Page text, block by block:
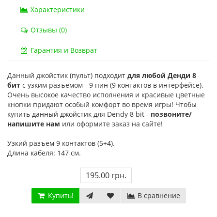
Характеристики
Отзывы (0)
Гарантия и Возврат
Данный джойстик (пульт) подходит для любой Денди 8
бит с узким разъемом - 9 пин (9 контактов в интерфейсе).
Очень высокое качество исполнения и красивые цветные
кнопки придают особый комфорт во время игры! Чтобы
купить данный джойстик для Dendy 8 bit - позвоните/
напишите нам или оформите заказ на сайте!
Узкий разъем 9 контактов (5+4).
Длина кабеля: 147 см.
195.00 грн.
Купить! В сравнение